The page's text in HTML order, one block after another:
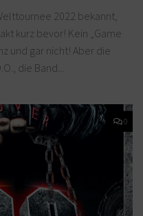
2022 bekannt,
kurz bevor! Kein „Game
und gar nicht! Aber die
die Band...
0